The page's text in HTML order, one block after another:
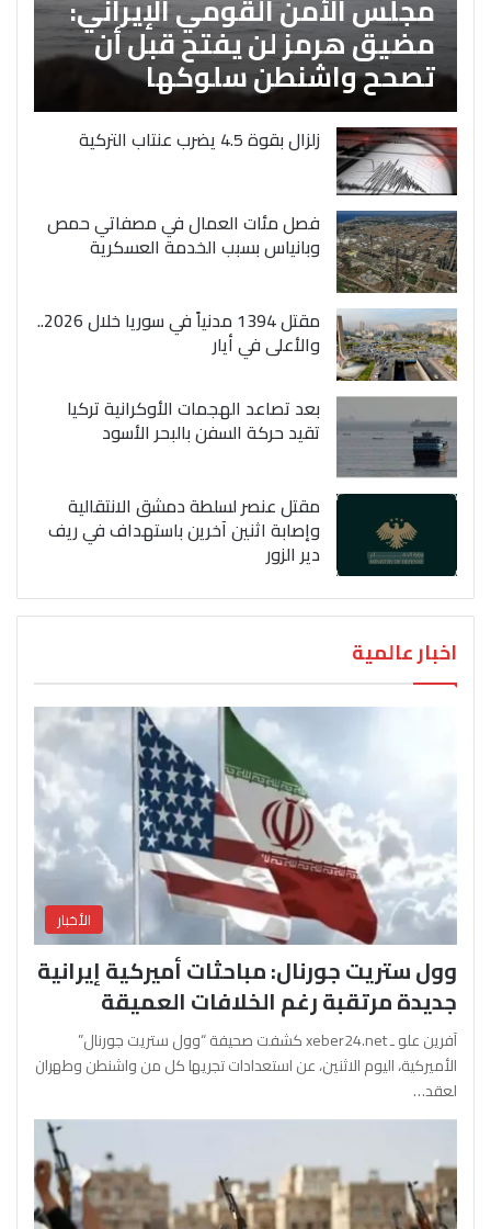
مضيق هرمز لن يفتح قبل أن
تصحح واشنطن سلوكها
زلزال بقوة 4.5 يضرب عنتاب التركية
فصل مئات العمال في مصفاتي حمص
وبانياس بسبب الخدمة العسكرية
مقتل 1394 مدنياً في سوريا خلال 2026..
والأعلى في أيار
بعد تصاعد الهجمات الأوكرانية تركيا
تقيد حركة السفن بالبحر الأسود
مقتل عنصر لسلطة دمشق الانتقالية
وإصابة اثنين آخرين باستهداف في ريف
دير الزور
اخبار عالمية
الأخبار
وول ستريت جورنال: مباحثات أميركية إيرانية
جديدة مرتقبة رغم الخلافات العميقة
آفرين علو ـ xeber24.net كشفت صحيفة “وول ستريت جورنال”
الأميركية، اليوم الاثنين، عن استعدادات تجريها كل من واشنطن وطهران
لعقد…